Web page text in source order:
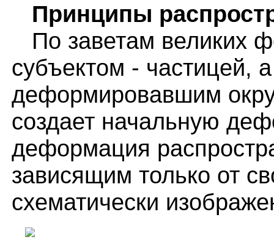
Принципы
По заветам великих
субъектом - частицей,
деформировавшим
создает начальную
деформация
зависящим только от
схематически